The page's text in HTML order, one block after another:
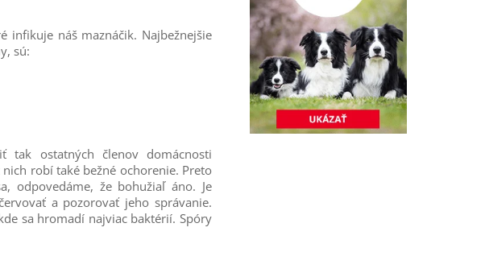
infikuje náš maznáčik. Najbežnejšie
sú:
tak ostatných členov domácnosti
robí také bežné ochorenie. Preto
odpovedáme, že bohužiaľ áno. Je
a pozorovať jeho správanie.
sa hromadí najviac baktérií. Spóry